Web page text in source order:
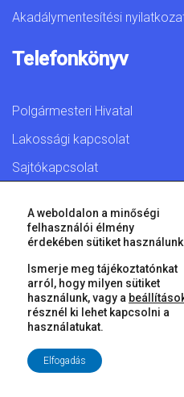
Akadálymentesítési
Telefonkönyv
Polgármesteri Hivatal
Lakossági kapcsolat
Sajtókapcsolat
© 2026 Győr Megyei Jogú
A weboldalon a minőségi
felhasználói élmény
érdekében sütiket
Ismerje meg tájékoztatónkat
arról, hogy milyen sütiket
használunk, vagy a
résznél ki lehet kapcsolni a
használatukat.
Elfogadás